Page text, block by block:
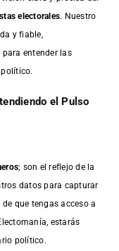
electorales. Nuestro
y fiable,
entender las
el Pulso
; son el reflejo de la
datos para capturar
que tengas acceso a
estarás
político.